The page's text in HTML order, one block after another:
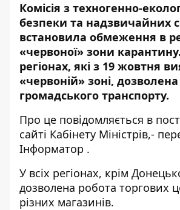
Комісія з техногенно-
безпеки та надзвичайних
встановила обмеження в
«червоної» зони
регіонах, які з 19 жовтня
«червоній» зоні,
громадського транспорту.
Про це повідомляється в
сайті Кабінету Міністрів,-
Інформатор .
У всіх регіонах, крім
дозволена робота торгових
різних магазинів.